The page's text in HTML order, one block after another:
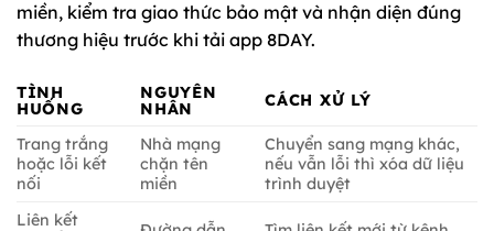
miền, kiểm tra giao thức bảo mật và nhận diện đúng
thương hiệu trước khi tải app 8DAY.
TÌNH
HUỐNG
NGUYÊN
NHÂN
CÁCH XỬ LÝ
Trang trắng
hoặc lỗi kết
nối
Nhà mạng
chặn tên
miền
Chuyển sang mạng khác,
nếu vẫn lỗi thì xóa dữ liệu
trình duyệt
Liên kết